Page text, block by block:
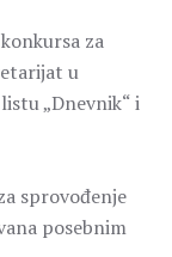
za
u
„Dnevnik“ i
sprovođenje
posebnim